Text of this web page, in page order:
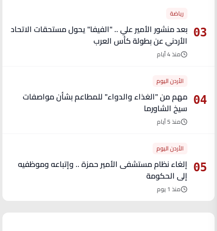
03
رياضة
بعد منشور الأمير علي .. "الفيفا" يحول مستحقات الاتحاد
الأردني عن بطولة كأس العرب
منذ 4 أيام
04
الأردن اليوم
مهم من "الغذاء والدواء" للمطاعم بشأن مواصفات
سيخ الشاورما
منذ 5 أيام
05
الأردن اليوم
إلغاء نظام مستشفى الأمير حمزة .. وإتباعه وموظفيه
إلى الحكومة
منذ 1 يوم